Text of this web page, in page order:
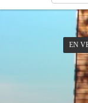
EN